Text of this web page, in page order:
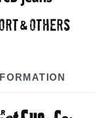
アウター
ベスト
長袖シャツ
パンツ
帽子
グッズ